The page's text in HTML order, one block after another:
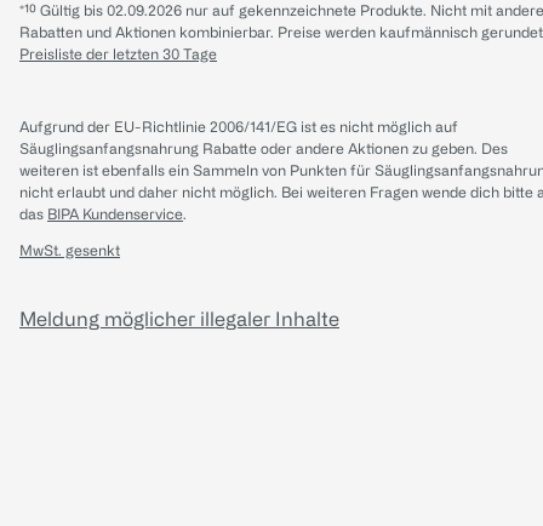
*¹⁰ Gültig bis 02.09.2026 nur auf gekennzeichnete Produkte. Nicht mit
Rabatten und Aktionen kombinierbar. Preise werden kaufmännisch
Preisliste der letzten 30 Tage
Aufgrund der EU-Richtlinie 2006/141/EG ist es nicht möglich auf
Säuglingsanfangsnahrung Rabatte oder andere Aktionen zu geben. Des
weiteren ist ebenfalls ein Sammeln von Punkten für
nicht erlaubt und daher nicht möglich. Bei weiteren Fragen wende dich bitte
das BIPA Kundenservice.
MwSt. gesenkt
Meldung möglicher illegaler Inhalte